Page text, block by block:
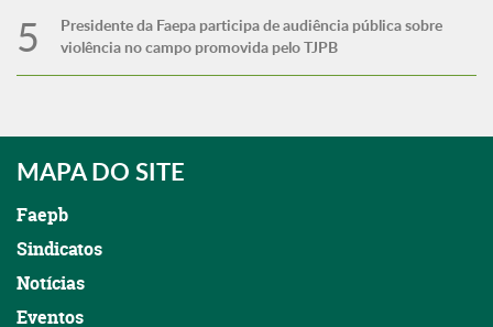
Presidente da Faepa participa de audiência pública sobre
violência no campo promovida pelo TJPB
MAPA DO SITE
Faepb
Sindicatos
Notícias
Eventos